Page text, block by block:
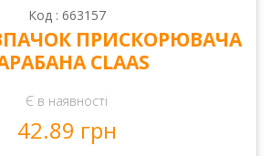
Код : 663157
ПРИСКОРЮВАЧА
CLAAS
Є в наявності
42.89 грн